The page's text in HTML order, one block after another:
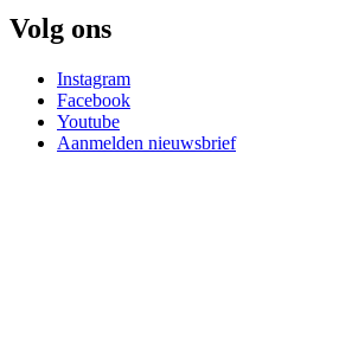
Volg ons
Instagram
Facebook
Youtube
Aanmelden nieuwsbrief